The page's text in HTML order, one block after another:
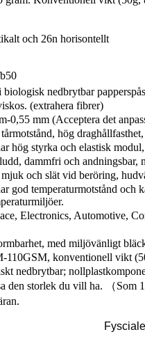
och 26n horisontellt
nedbrytbar
(extrahera fibrer)
0,55 mm (Acceptera det
hög
hög styrka och elastisk
dammfri och andningsbar,
och slät vid beröring,
god temperaturmotstånd och
Electronics, Automotive,
med miljövänligt
110GSM, konventionell vikt
nedbrytbar;
den storlek du vill ha. （Som